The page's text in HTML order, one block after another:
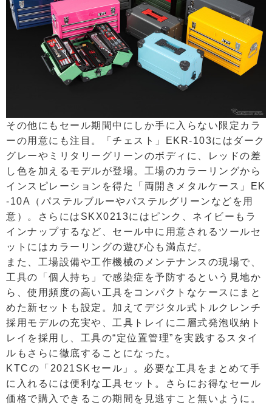
その他にもセール期間中にしか手に入らない限定カラ
ーの用意にも注目。「チェスト」EKR-103にはダーク
グレーやミリタリーグリーンのボディに、レッドの差
し色を加えるモデルが登場。工場のカラーリングから
インスピレーションを得た「両開きメタルケース」EK
-10A（パステルブルーやパステルグリーンなどを用
意）。さらにはSKX0213にはピンク、ネイビーもラ
インナップするなど、セール中に用意されるツールセ
ットにはカラーリングの遊び心も満点だ。
また、工場設備や工作機械のメンテナンスの現場で、
工具の「個人持ち」で感染症を予防するという見地か
ら、使用頻度の高い工具をコンパクトなケースにまと
めた新セットも設定。加えてデジタル式トルクレンチ
採用モデルの充実や、工具トレイに二層式発泡収納ト
レイを採用し、工具の“定位置管理”を実践するスタイ
ルもさらに徹底することになった。
KTCの「2021SKセール」。必要な工具をまとめて手
に入れるには便利な工具セット。さらにお得なセール
価格で購入できるこの期間を見逃すこと無いように。